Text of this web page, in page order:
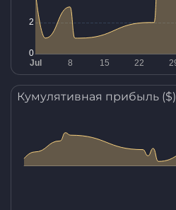
Кумулятивная прибыль ($)